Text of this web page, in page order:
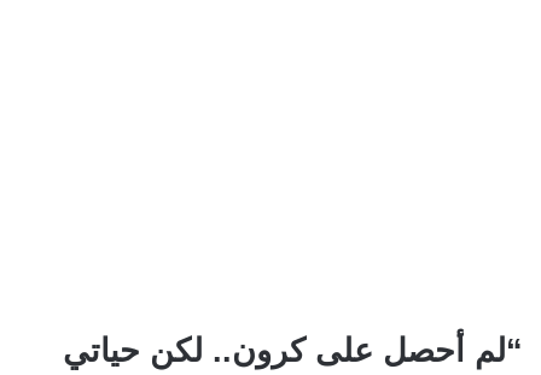
“لم أحصل على كرون.. لكن حياتي